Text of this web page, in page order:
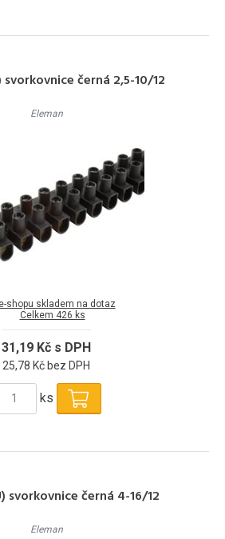
svorkovnice černá 2,5-10/12
Eleman
shopu skladem na dotaz
Celkem 426 ks
31,19 Kč s DPH
25,78 Kč bez DPH
ks
svorkovnice černá 4-16/12
Eleman